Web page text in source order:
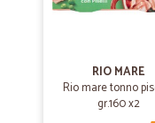
Ho potuto comprare on-
di scelta, non molto prima
—
Ottimo servizio
RIO MARE
Rio mare tonno
gr.160 x2